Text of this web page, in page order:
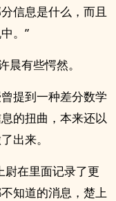
信息是什么，而且
。”
晨有些愕然。
提到一种差分数学
的扭曲，本来还以
出来。
尉在里面记录了更
知道的消息，楚上